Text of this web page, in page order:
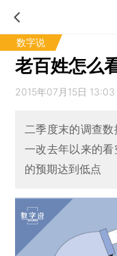
数字说
老百姓怎么
2015年07月15日 13:03
二季度末的调查
一改去年以来的
的预期达到低点